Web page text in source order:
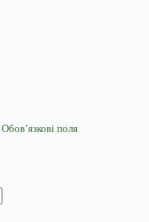
Обов’язкові поля